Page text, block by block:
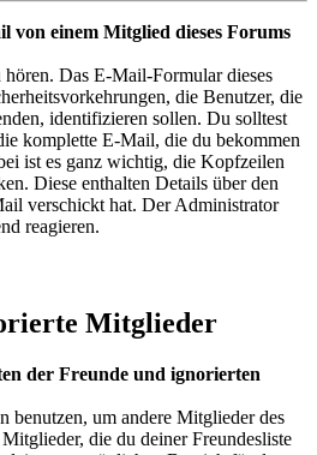
von einem Mitglied dieses Forums
hören. Das E-Mail-Formular dieses
die Benutzer, die
identifizieren sollen. Du solltest
komplette E-Mail, die du bekommen
ist es ganz wichtig, die Kopfzeilen
Diese enthalten Details über den
verschickt hat. Der Administrator
reagieren.
Mitglieder
der Freunde und ignorierten
benutzen, um andere Mitglieder des
die du deiner Freundesliste